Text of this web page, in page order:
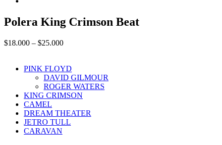
Polera King Crimson Beat
$18.000 – $25.000Price
through
$25.000
PINK FLOYD
DAVID GILMOUR
ROGER WATERS
KING CRIMSON
CAMEL
DREAM THEATER
JETRO TULL
CARAVAN